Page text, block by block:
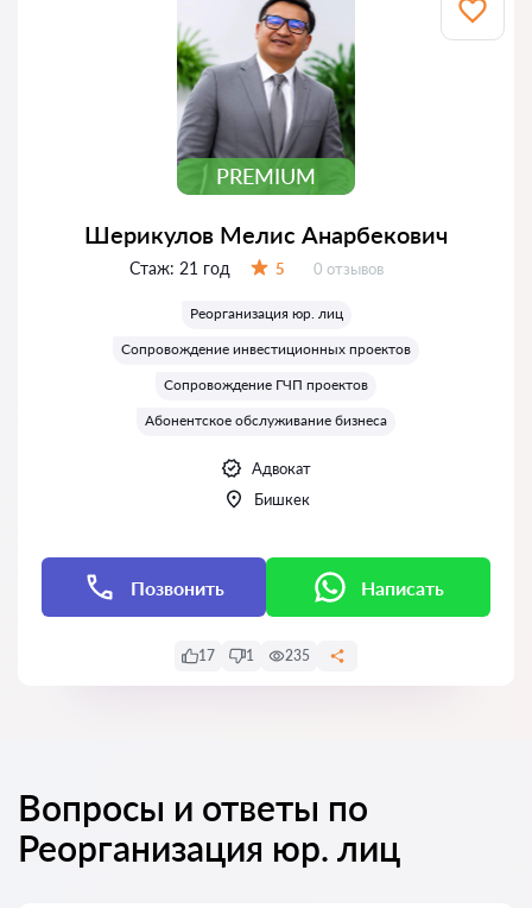
PREMIUM
Шерикулов Мелис Анарбекович
Стаж: 21 год 5 Отзывов:
0 отзывов
Реорганизация юр. лиц
Сопровождение инвестиционных проектов
Сопровождение ГЧП проектов
Абонентское обслуживание бизнеса
Адвокат
Бишкек
Позвонить Написать
17 1 235
Вопросы и ответы по
Реорганизация юр. лиц